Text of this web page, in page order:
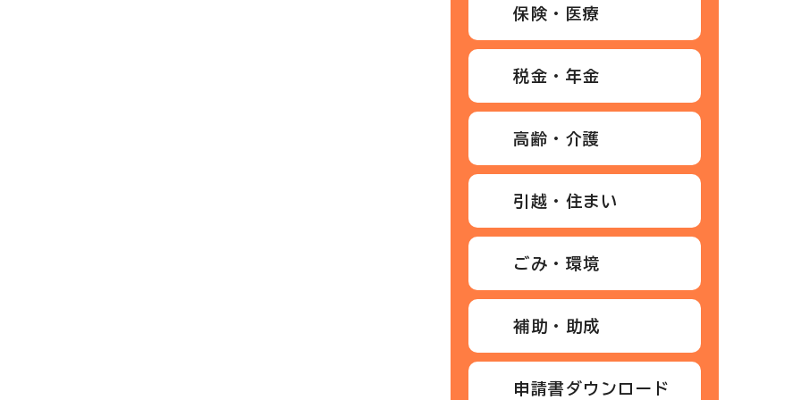
保険・医療
税金・年金
高齢・介護
引越・住まい
ごみ・環境
補助・助成
申請書ダウンロード